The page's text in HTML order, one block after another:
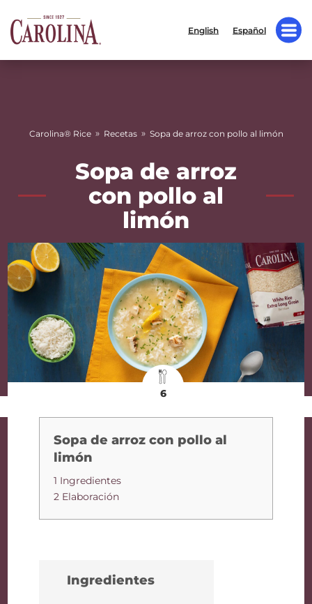
English Español
Carolina® Rice » Recetas » Sopa de arroz con pollo al limón
Sopa de arroz
con pollo al
limón
6
Sopa de arroz con pollo al
limón
1 Ingredientes
2 Elaboración
Ingredientes